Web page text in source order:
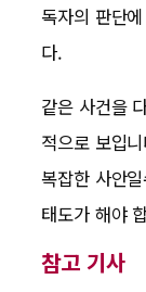
독자의 판단
다.
같은 사건을
적으로 보입
복잡한 사안
태도가 해야
참고 기사